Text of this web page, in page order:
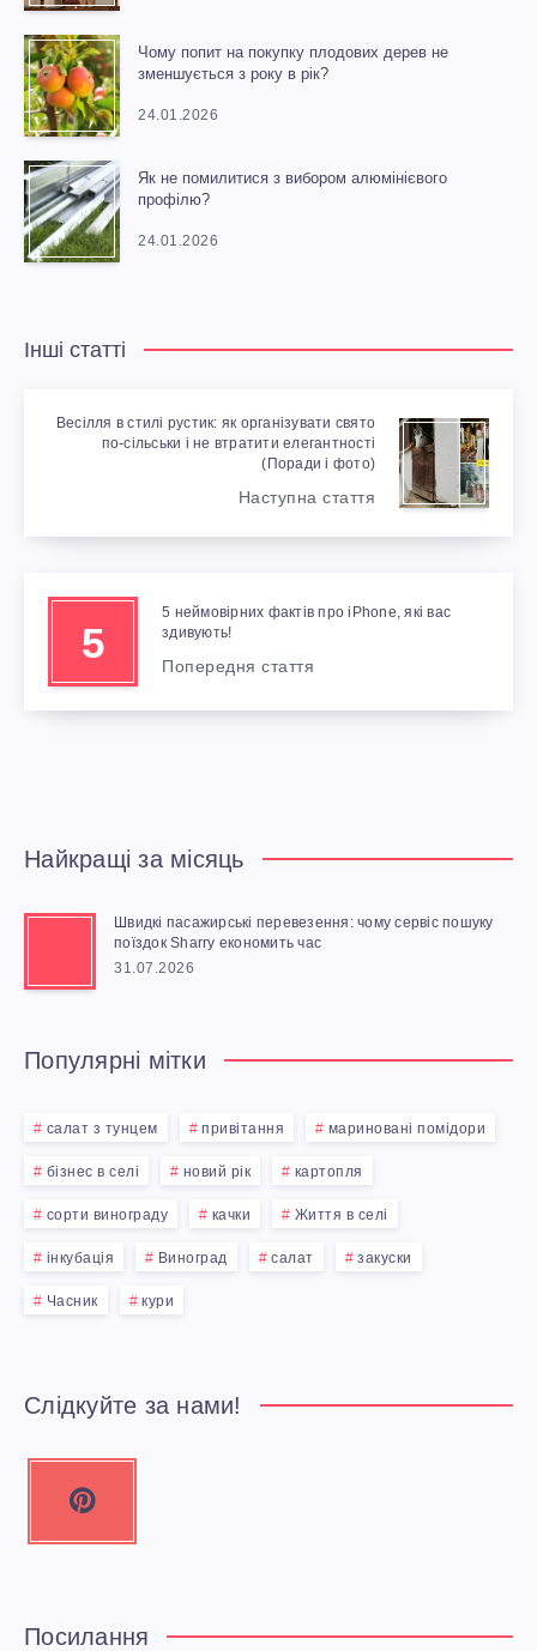
Чому попит на покупку плодових дерев не
зменшується з року в рік?
24.01.2026
Як не помилитися з вибором алюмінієвого
профілю?
24.01.2026
Інші статті
Весілля в стилі рустик: як організувати свято
по-сільськи і не втратити елегантності
(Поради і фото)
Наступна стаття
5
5 неймовірних фактів про iPhone, які вас
здивують!
Попередня стаття
Найкращі за місяць
Швидкі пасажирські перевезення: чому сервіс пошуку
поїздок Sharry економить час
31.07.2026
Популярні мітки
салат з тунцем привітання мариновані помідори
бізнес в селі новий рік картопля
сорти винограду качки Життя в селі
інкубація Виноград салат закуски
Часник кури
Слідкуйте за нами!
e
Посилання